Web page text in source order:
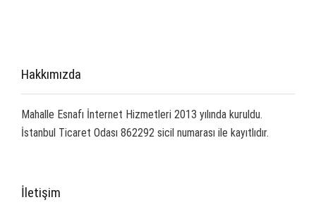
Hakkımızda
Mahalle Esnafı İnternet Hizmetleri 2013 yılında kuruldu.
İstanbul Ticaret Odası 862292 sicil numarası ile kayıtlıdır.
İletişim